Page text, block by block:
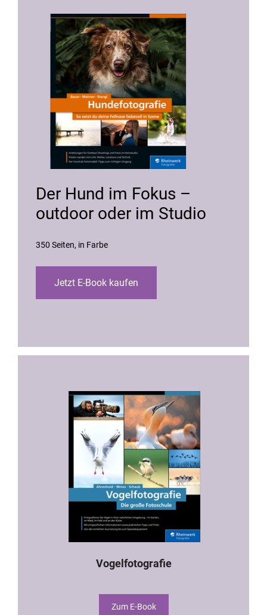
Der Hund im Fokus –
outdoor oder im Studio
350 Seiten in Farbe
Jetzt E-Book kaufen
Vogelfotografie
Zum E-Book